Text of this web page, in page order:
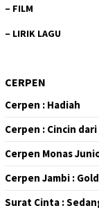
– FILM
– LIRIK LAGU
CERPEN
Cerpen : Hadiah
Cerpen : Cincin
Cerpen Monas
Cerpen Jambi :
Surat Cinta :